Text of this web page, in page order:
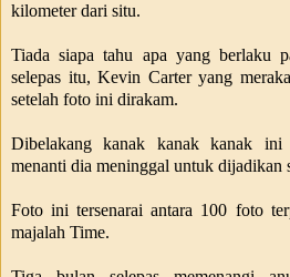
kilometer dari situ.
Tiada siapa tahu apa yang berlaku
selepas itu, Kevin Carter yang
setelah foto ini dirakam.
Dibelakang kanak kanak kanak ini
menanti dia meninggal untuk dijadikan
Foto ini tersenarai antara 100 foto
majalah Time.